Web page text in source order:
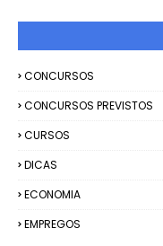
CONCURSOS
CONCURSOS PREVISTOS
CURSOS
DICAS
ECONOMIA
EMPREGOS